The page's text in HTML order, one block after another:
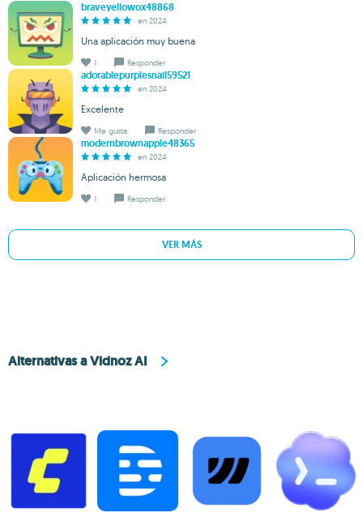
braveyellowox48868
en 2024
Una aplicación muy buena
1 Responder
adorablepurplesnail59521
en 2024
Excelente
Me gusta Responder
modernbrownapple48365
en 2024
Aplicación hermosa
1 Responder
VER MÁS
Alternativas a Vidnoz AI